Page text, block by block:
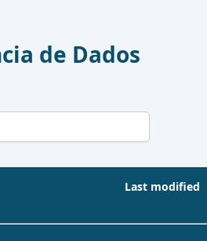
de Dados
Last modified